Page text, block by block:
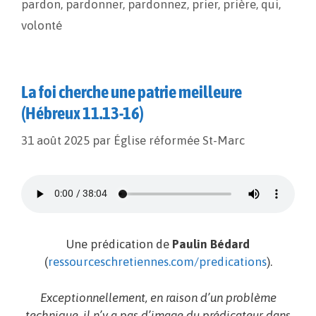
pardon, pardonner, pardonnez, prier, prière, qui,
volonté
La foi cherche une patrie meilleure
(Hébreux 11.13-16)
31 août 2025 par Église réformée St-Marc
Une prédication de Paulin Bédard
(ressourceschretiennes.com/predications).
Exceptionnellement, en raison d’un problème